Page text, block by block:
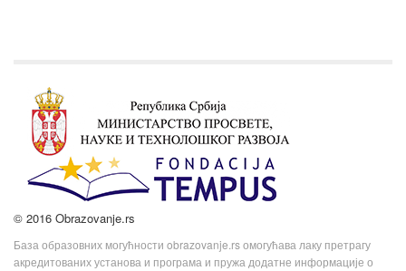
© 2016 Obrazovanje.rs
База образовних могућности obrazovanje.rs омогућава лаку претрагу
акредитованих установа и програма и пружа додатне информације о